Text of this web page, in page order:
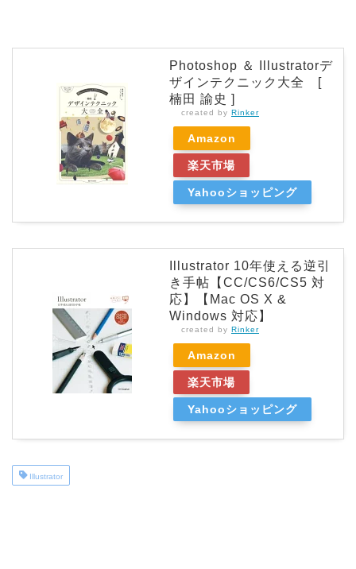
Photoshop ＆ Illustratorデ
ザインテクニック大全 [
楠田 諭史 ]
created by Rinker
Amazon
楽天市場
Yahooショッピング
Illustrator 10年使える逆引
き手帖【CC/CS6/CS5 対
応】【Mac OS X &
Windows 対応】
created by Rinker
Amazon
楽天市場
Yahooショッピング
Illustrator